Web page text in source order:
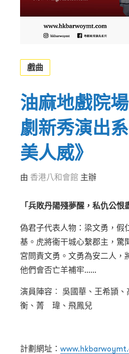
戲曲
油麻地戲院
劇新秀演出
美人威》
由 香港八和會館 主辦
「兵敗丹陽殘夢醒，私仇公恨
偽君子代表人物：梁文勇，假
基。虎將衞干城心繫郡主，驚
宮問責文勇。文勇為安二人，
他們會否亡羊補牢......
演員陣容︰ 吳國華、王希頴
衡、菁 瑋、飛鳳兒
計劃網址：